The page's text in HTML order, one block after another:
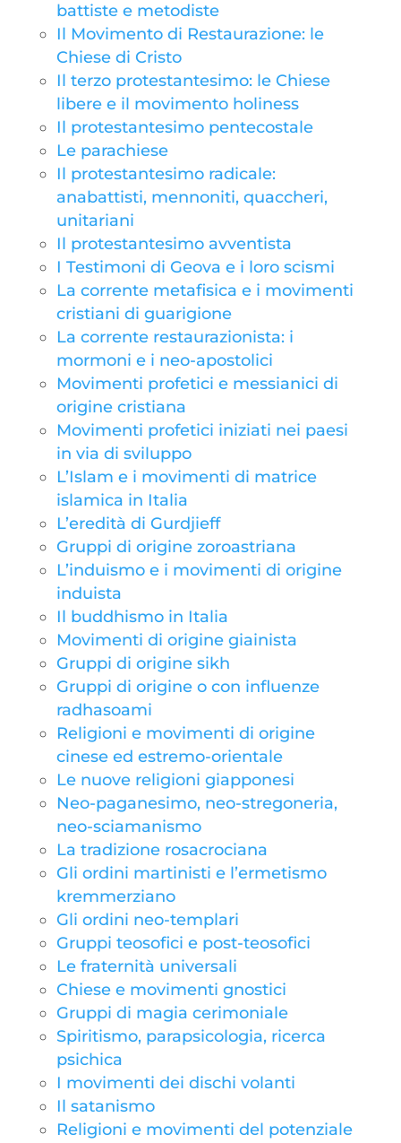
battiste e metodiste
Il Movimento di Restaurazione: le
Chiese di Cristo
Il terzo protestantesimo: le Chiese
libere e il movimento holiness
Il protestantesimo pentecostale
Le parachiese
Il protestantesimo radicale:
anabattisti, mennoniti, quaccheri,
unitariani
Il protestantesimo avventista
I Testimoni di Geova e i loro scismi
La corrente metafisica e i movimenti
cristiani di guarigione
La corrente restaurazionista: i
mormoni e i neo-apostolici
Movimenti profetici e messianici di
origine cristiana
Movimenti profetici iniziati nei paesi
in via di sviluppo
L’Islam e i movimenti di matrice
islamica in Italia
L’eredità di Gurdjieff
Gruppi di origine zoroastriana
L’induismo e i movimenti di origine
induista
Il buddhismo in Italia
Movimenti di origine giainista
Gruppi di origine sikh
Gruppi di origine o con influenze
radhasoami
Religioni e movimenti di origine
cinese ed estremo-orientale
Le nuove religioni giapponesi
Neo-paganesimo, neo-stregoneria,
neo-sciamanismo
La tradizione rosacrociana
Gli ordini martinisti e l’ermetismo
kremmerziano
Gli ordini neo-templari
Gruppi teosofici e post-teosofici
Le fraternità universali
Chiese e movimenti gnostici
Gruppi di magia cerimoniale
Spiritismo, parapsicologia, ricerca
psichica
I movimenti dei dischi volanti
Il satanismo
Religioni e movimenti del potenziale